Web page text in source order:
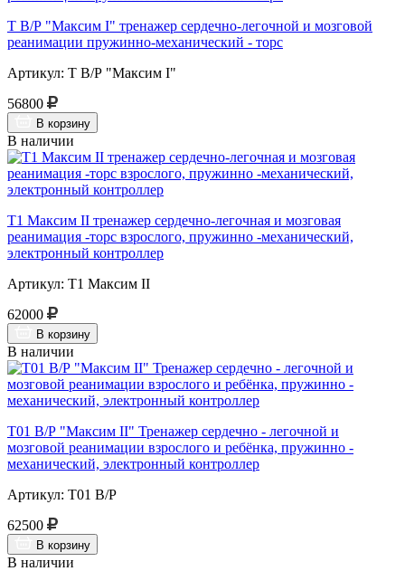
Т В/Р "Максим I" тренажер сердечно-легочной и мозговой
реанимации пружинно-механический - торс
Артикул: Т В/Р "Максим I"
56800
В корзину
В наличии
Т1 Максим II тренажер сердечно-легочная и мозговая
реанимация -торс взрослого, пружинно -механический,
электронный контроллер
Артикул: Т1 Максим II
62000
В корзину
В наличии
Т01 В/Р "Максим II" Тренажер сердечно - легочной и
мозговой реанимации взрослого и ребёнка, пружинно -
механический, электронный контроллер
Артикул: Т01 В/Р
62500
В корзину
В наличии